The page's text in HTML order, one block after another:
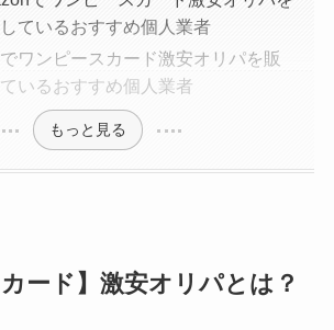
ているおすすめ個人業者
ワンピースカード激安オリパを販
いるおすすめ個人業者
もっと見る
ード】激安オリパとは？